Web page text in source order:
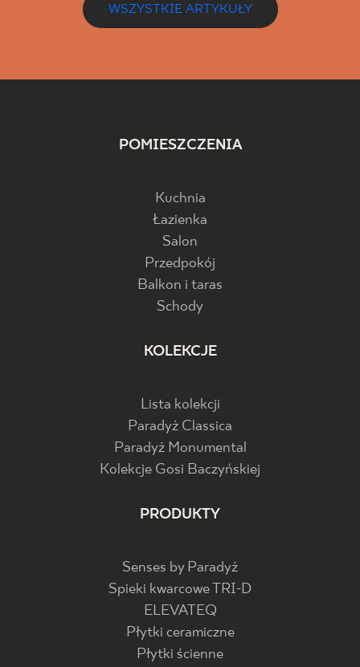
WSZYSTKIE ARTYKUŁY
POMIESZCZENIA
Kuchnia
Łazienka
Salon
Przedpokój
Balkon i taras
Schody
KOLEKCJE
Lista kolekcji
Paradyż Classica
Paradyż Monumental
Kolekcje Gosi Baczyńskiej
PRODUKTY
Senses by Paradyż
Spieki kwarcowe TRI-D
ELEVATEQ
Płytki ceramiczne
Płytki ścienne